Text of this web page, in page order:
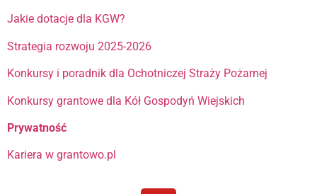
Jakie dotacje dla KGW?
Strategia rozwoju 2025-2026
Konkursy i poradnik dla Ochotniczej Straży Pożarnej
Konkursy grantowe dla Kół Gospodyń Wiejskich
Prywatność
Kariera w grantowo.pl